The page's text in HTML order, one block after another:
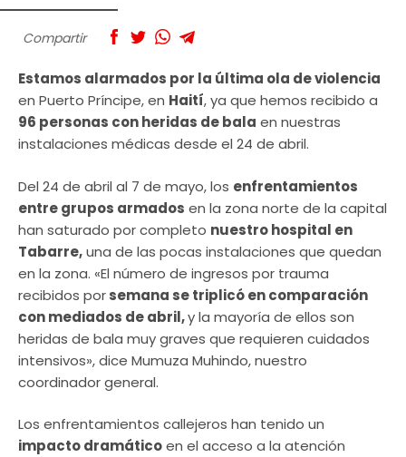
Compartir
Estamos alarmados por la última ola de violencia
en Puerto Príncipe, en Haití, ya que hemos recibido a
96 personas con heridas de bala en nuestras
instalaciones médicas desde el 24 de abril.
Del 24 de abril al 7 de mayo, los enfrentamientos
entre grupos armados en la zona norte de la capital
han saturado por completo nuestro hospital en
Tabarre,una de las pocas instalaciones que quedan
en la zona. «El número de ingresos por trauma
recibidos porsemana se triplicó en comparación
con mediados de abril,y la mayoría de ellos son
heridas de bala muy graves que requieren cuidados
intensivos», dice Mumuza Muhindo, nuestro
coordinador general.
Los enfrentamientos callejeros han tenido un
impacto dramáticoen el acceso a la atención